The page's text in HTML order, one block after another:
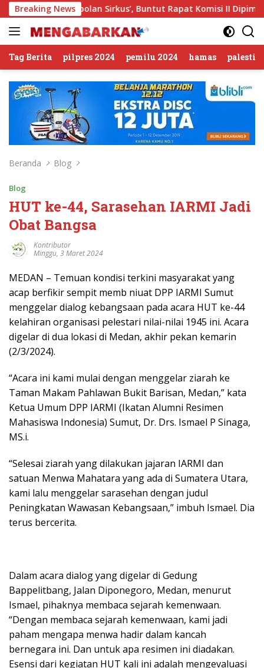
Langsung
ke
konten
Breaking News
‘Gerombolan Sirkus’, Buntut Rapat Komisi II Dipimpin Sufmi
Tag Berita pilpres 2024 pemilu 2024 hamas
Beranda Blog
Blog
HUT ke-44, Sarasehan IARMI Jadi
Obat Bangsa
Kontributor
Minggu, 3 Maret 2024
MEDAN – Temuan kondisi terkini masyarakat yang
acap berfikir sempit memb niuat DPP IARMI Sumut
menggelar dialog kebangsaan pada acara HUT ke-44
kelahiran organisasi pelestari nilai-nilai 1945 ini. Acara
digelar di dua lokasi di Medan, akhir pekan kemarin
(2/3/2024).
“Acara ini kami mulai dengan menggelar ziarah ke
Taman Makam Pahlawan Bukit Barisan, Medan,” kata
Ketua Umum DPP IARMI (Ikatan Alumni Resimen
Mahasiswa Indonesia) Sumut, Dr. Drs. Ismael P Sinaga,
MS.i.
“Selesai ziarah yang dilakukan jajaran IARMI dan
satuan Menwa Mahatara yang ada di Sumatera Utara,
kami lalu menggelar sarasehan dengan judul
Peningkatan Wawasan Kebangsaan,” imbuh Ismael. Dia
terus bercerita.
Dalam acara dialog yang digelar di Gedung
Bappelitbang, Jalan Diponegoro, Medan, menurut
Ismael, pihaknya membaca sejarah kemenwaan.
“Dengan membaca sejarah kemenwaan, kami jadi
paham mengapa menwa hadir dalam kancah
bernegara ini. Dan untuk apa resimen ini diadakan.
Esensi dari kegiatan HUT kali ini adalah mengevaluasi